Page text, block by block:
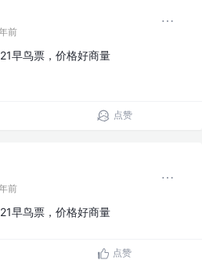
前
早鸟票，价格好商量
点赞
前
早鸟票，价格好商量
点赞